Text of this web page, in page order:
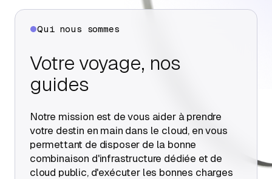
Qui nous sommes
Votre voyage, nos
guides
Notre mission est de vous aider à prendre
votre destin en main dans le cloud, en vous
permettant de disposer de la bonne
combinaison d'infrastructure dédiée et de
cloud public, d'exécuter les bonnes charges